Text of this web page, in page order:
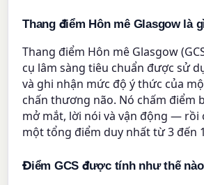
Thang điểm Hôn mê Glasgow là
Thang điểm Hôn mê Glasgow
cụ lâm sàng tiêu chuẩn được sử
và ghi nhận mức độ ý thức của
chấn thương não. Nó chấm điểm
mở mắt, lời nói và vận động — rồi
một tổng điểm duy nhất từ 3 đến
Điểm GCS được tính như thế